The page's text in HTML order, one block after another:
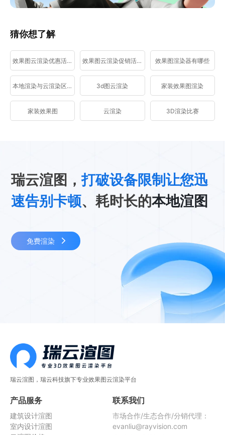
猜你想了解
效果图云渲染优惠活动 效果图云渲染促销活动 效果图渲染器有哪些
本地渲染与云渲染区别 3d图云渲染 家装效果图渲染
家装效果图 云渲染 3D渲染比赛
瑞云渲图，打破设备限制让您迅
速告别卡顿、耗时长的本地渲图
免费渲染
瑞云渲图，瑞云科技旗下专业效果图云渲染平台
产品服务
建筑设计渲图
室内设计渲图
联系我们
市场合作/生态合作/分销代理：
evanliu@rayvision.com